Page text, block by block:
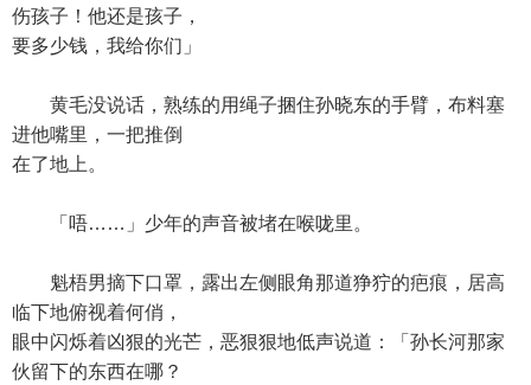
伤孩子！他还是孩子，
要多少钱，我给你们」
黄毛没说话，熟练的用绳子捆住孙晓东的手臂，布料塞
进他嘴里，一把推倒
在了地上。
「唔……」少年的声音被堵在喉咙里。
魁梧男摘下口罩，露出左侧眼角那道狰狞的疤痕，居高
临下地俯视着何俏，
眼中闪烁着凶狠的光芒，恶狠狠地低声说道：「孙长河那家
伙留下的东西在哪？